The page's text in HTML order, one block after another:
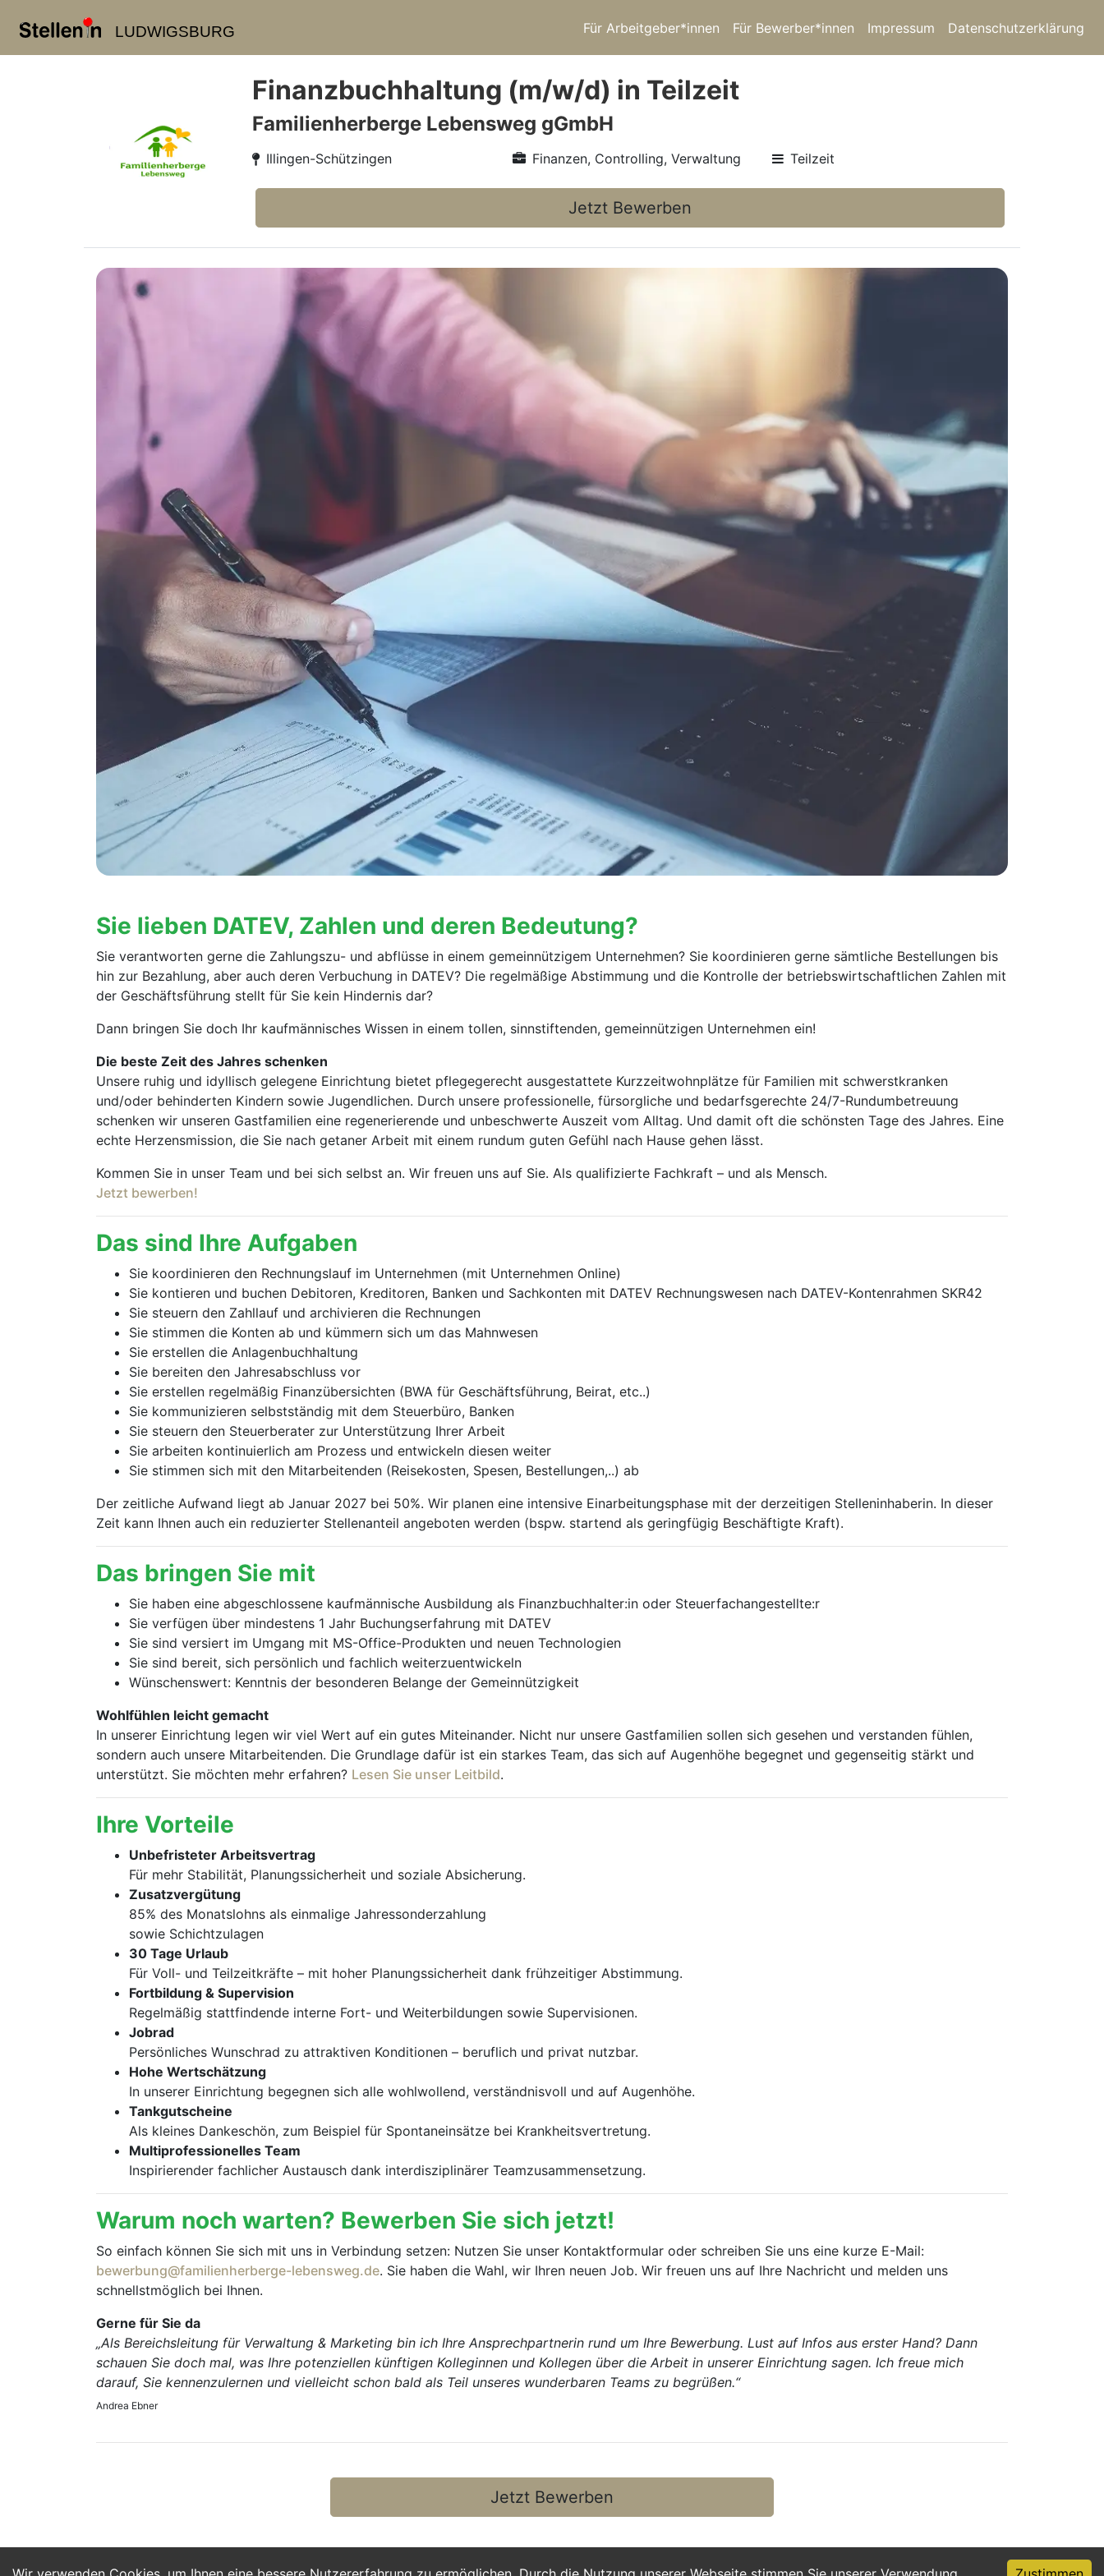
LUDWIGSBURG Für Arbeitgeber*innen Für Bewerber*innen Impressum Datenschutzerklärung
Finanzbuchhaltung (m/w/d) in Teilzeit
Familienherberge Lebensweg gGmbH
Illingen-Schützingen Finanzen, Controlling, Verwaltung Teilzeit
Jetzt Bewerben
Sie lieben DATEV, Zahlen und deren Bedeutung?
Sie verantworten gerne die Zahlungszu- und abflüsse in einem gemeinnützigem Unternehmen? Sie koordinieren gerne sämtliche Bestellungen bis
hin zur Bezahlung, aber auch deren Verbuchung in DATEV? Die regelmäßige Abstimmung und die Kontrolle der betriebswirtschaftlichen Zahlen mit
der Geschäftsführung stellt für Sie kein Hindernis dar?
Dann bringen Sie doch Ihr kaufmännisches Wissen in einem tollen, sinnstiftenden, gemeinnützigen Unternehmen ein!
Die beste Zeit des Jahres schenken
Unsere ruhig und idyllisch gelegene Einrichtung bietet pflegegerecht ausgestattete Kurzzeitwohnplätze für Familien mit schwerstkranken
und/oder behinderten Kindern sowie Jugendlichen. Durch unsere professionelle, fürsorgliche und bedarfsgerechte 24/7-Rundumbetreuung
schenken wir unseren Gastfamilien eine regenerierende und unbeschwerte Auszeit vom Alltag. Und damit oft die schönsten Tage des Jahres. Eine
echte Herzensmission, die Sie nach getaner Arbeit mit einem rundum guten Gefühl nach Hause gehen lässt.
Kommen Sie in unser Team und bei sich selbst an. Wir freuen uns auf Sie. Als qualifizierte Fachkraft – und als Mensch.
Jetzt bewerben!
Das sind Ihre Aufgaben
Sie koordinieren den Rechnungslauf im Unternehmen (mit Unternehmen Online)
Sie kontieren und buchen Debitoren, Kreditoren, Banken und Sachkonten mit DATEV Rechnungswesen nach DATEV-Kontenrahmen SKR42
Sie steuern den Zahllauf und archivieren die Rechnungen
Sie stimmen die Konten ab und kümmern sich um das Mahnwesen
Sie erstellen die Anlagenbuchhaltung
Sie bereiten den Jahresabschluss vor
Sie erstellen regelmäßig Finanzübersichten (BWA für Geschäftsführung, Beirat, etc..)
Sie kommunizieren selbstständig mit dem Steuerbüro, Banken
Sie steuern den Steuerberater zur Unterstützung Ihrer Arbeit
Sie arbeiten kontinuierlich am Prozess und entwickeln diesen weiter
Sie stimmen sich mit den Mitarbeitenden (Reisekosten, Spesen, Bestellungen,..) ab
Der zeitliche Aufwand liegt ab Januar 2027 bei 50%. Wir planen eine intensive Einarbeitungsphase mit der derzeitigen Stelleninhaberin. In dieser
Zeit kann Ihnen auch ein reduzierter Stellenanteil angeboten werden (bspw. startend als geringfügig Beschäftigte Kraft).
Das bringen Sie mit
Sie haben eine abgeschlossene kaufmännische Ausbildung als Finanzbuchhalter:in oder Steuerfachangestellte:r
Sie verfügen über mindestens 1 Jahr Buchungserfahrung mit DATEV
Sie sind versiert im Umgang mit MS-Office-Produkten und neuen Technologien
Sie sind bereit, sich persönlich und fachlich weiterzuentwickeln
Wünschenswert: Kenntnis der besonderen Belange der Gemeinnützigkeit
Wohlfühlen leicht gemacht
In unserer Einrichtung legen wir viel Wert auf ein gutes Miteinander. Nicht nur unsere Gastfamilien sollen sich gesehen und verstanden fühlen,
sondern auch unsere Mitarbeitenden. Die Grundlage dafür ist ein starkes Team, das sich auf Augenhöhe begegnet und gegenseitig stärkt und
unterstützt. Sie möchten mehr erfahren? Lesen Sie unser Leitbild.
Ihre Vorteile
Unbefristeter Arbeitsvertrag
Für mehr Stabilität, Planungssicherheit und soziale Absicherung.
Zusatzvergütung
85% des Monatslohns als einmalige Jahressonderzahlung
sowie Schichtzulagen
30 Tage Urlaub
Für Voll- und Teilzeitkräfte – mit hoher Planungssicherheit dank frühzeitiger Abstimmung.
Fortbildung & Supervision
Regelmäßig stattfindende interne Fort- und Weiterbildungen sowie Supervisionen.
Jobrad
Persönliches Wunschrad zu attraktiven Konditionen – beruflich und privat nutzbar.
Hohe Wertschätzung
In unserer Einrichtung begegnen sich alle wohlwollend, verständnisvoll und auf Augenhöhe.
Tankgutscheine
Als kleines Dankeschön, zum Beispiel für Spontaneinsätze bei Krankheitsvertretung.
Multiprofessionelles Team
Inspirierender fachlicher Austausch dank interdisziplinärer Teamzusammensetzung.
Warum noch warten? Bewerben Sie sich jetzt!
So einfach können Sie sich mit uns in Verbindung setzen: Nutzen Sie unser Kontaktformular oder schreiben Sie uns eine kurze E-Mail:
bewerbung@familienherberge-lebensweg.de. Sie haben die Wahl, wir Ihren neuen Job. Wir freuen uns auf Ihre Nachricht und melden uns
schnellstmöglich bei Ihnen.
Gerne für Sie da
„Als Bereichsleitung für Verwaltung & Marketing bin ich Ihre Ansprech­partnerin rund um Ihre Bewerbung. Lust auf Infos aus erster Hand? Dann
schauen Sie doch mal, was Ihre potenziellen künftigen Kolleginnen und Kollegen über die Arbeit in unserer Einrichtung sagen. Ich freue mich
darauf, Sie kennen­zulernen und vielleicht schon bald als Teil unseres wunderbaren Teams zu begrüßen.“
Andrea Ebner
Jetzt Bewerben